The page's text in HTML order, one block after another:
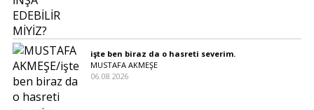
işte ben biraz da o hasreti severim.
MUSTAFA AKMEŞE
06.08.2026